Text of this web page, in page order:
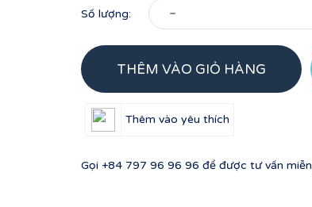
Số lượng: -
THÊM VÀO GIỎ HÀNG
Thêm vào yêu thích
Gọi +84 797 96 96 96 để được tư vấn